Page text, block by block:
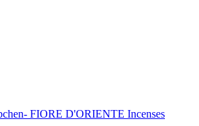
FIORE D'ORIENTE Incenses